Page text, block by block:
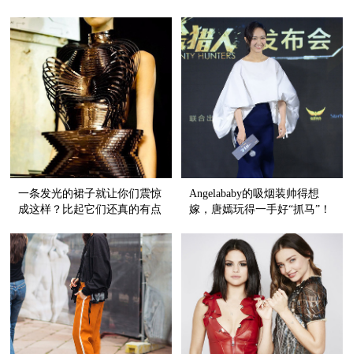
一条发光的裙子就让你们震惊
成这样？比起它们还真的有点
Angelababy的吸烟装帅得想
嫁，唐嫣玩得一手好“抓马”！